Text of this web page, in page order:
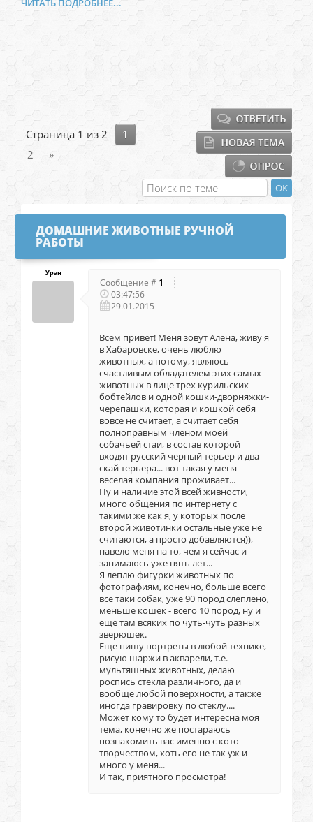
ЧИТАТЬ ПОДРОБНЕЕ...
Страница 1 из 2
1
2
»
ДОМАШНИЕ ЖИВОТНЫЕ РУЧНОЙ
РАБОТЫ
Уран
Сообщение # 1
03:47:56
29.01.2015
Всем привет! Меня зовут Алена, живу я
в Хабаровске, очень люблю
животных, а потому, являюсь
счастливым обладателем этих самых
животных в лице трех курильских
бобтейлов и одной кошки-дворняжки-
черепашки, которая и кошкой себя
вовсе не считает, а считает себя
полноправным членом моей
собачьей стаи, в состав которой
входят русский черный терьер и два
скай терьера... вот такая у меня
веселая компания проживает...
Ну и наличие этой всей живности,
много общения по интернету с
такими же как я, у которых после
второй животинки остальные уже не
считаются, а просто добавляются)),
навело меня на то, чем я сейчас и
занимаюсь уже пять лет...
Я леплю фигурки животных по
фотографиям, конечно, больше всего
все таки собак, уже 90 пород слеплено,
меньше кошек - всего 10 пород, ну и
еще там всяких по чуть-чуть разных
зверюшек.
Еще пишу портреты в любой технике,
рисую шаржи в акварели, т.е.
мультяшных животных, делаю
роспись стекла различного, да и
вообще любой поверхности, а также
иногда гравировку по стеклу....
Может кому то будет интересна моя
тема, конечно же постараюсь
познакомить вас именно с кото-
творчеством, хоть его не так уж и
много у меня...
И так, приятного просмотра!